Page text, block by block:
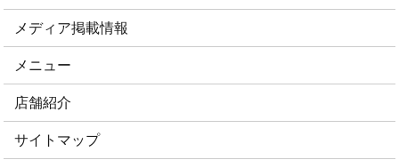
メディア掲載情報
メニュー
店舗紹介
サイトマップ